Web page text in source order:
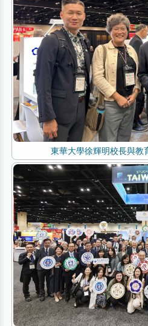
東華大學徐輝明校長與教